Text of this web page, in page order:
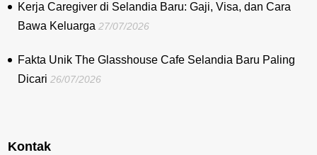
Kerja Caregiver di Selandia Baru: Gaji, Visa, dan Cara
Bawa Keluarga 27/07/2026
Fakta Unik The Glasshouse Cafe Selandia Baru Paling
Dicari 26/07/2026
Kontak